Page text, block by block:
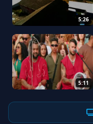
5:26
5:11